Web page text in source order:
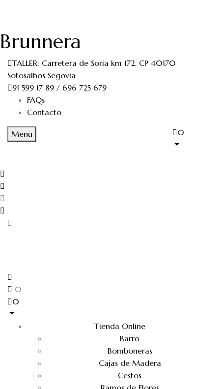
Brunnera
TALLER: Carretera de Soria km 172. CP 40170
Sotosalbos Segovia
91 599 17 89 / 696 725 679
FAQs
Contacto
Menu 0
0
0
Tienda Online
Barro
Bomboneras
Cajas de Madera
Cestos